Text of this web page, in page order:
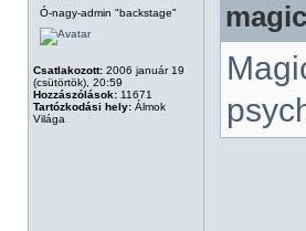
Ó-nagy-admin "backstage"
Csatlakozott: 2006 január 19
(csütörtök), 20:59
Hozzászólások: 11671
Tartózkodási hely: Álmok
Világa